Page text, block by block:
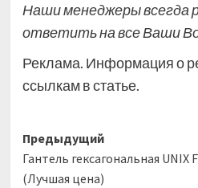
Наши менеджеры всегда
ответить на все Ваши
Реклама. Информация о
ссылкам в статье.
Навигация
записи
Предыдущий
Гантель гексагональная UNIX
(Лучшая цена)